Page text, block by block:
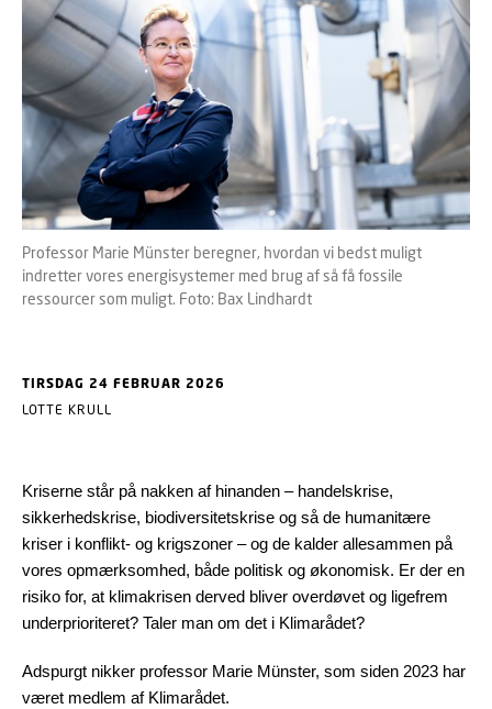
Professor Marie Münster beregner, hvordan vi bedst muligt
indretter vores energisystemer med brug af så få fossile
ressourcer som muligt. Foto: Bax Lindhardt
TIRSDAG 24 FEBRUAR 2026
LOTTE KRULL
Kriserne står på nakken af hinanden – handelskrise,
sikkerhedskrise, biodiversitetskrise og så de humanitære
kriser i konflikt- og krigszoner – og de kalder allesammen på
vores opmærksomhed, både politisk og økonomisk. Er der en
risiko for, at klimakrisen derved bliver overdøvet og ligefrem
underprioriteret? Taler man om det i Klimarådet?
Adspurgt nikker professor Marie Münster, som siden 2023 har
været medlem af Klimarådet.